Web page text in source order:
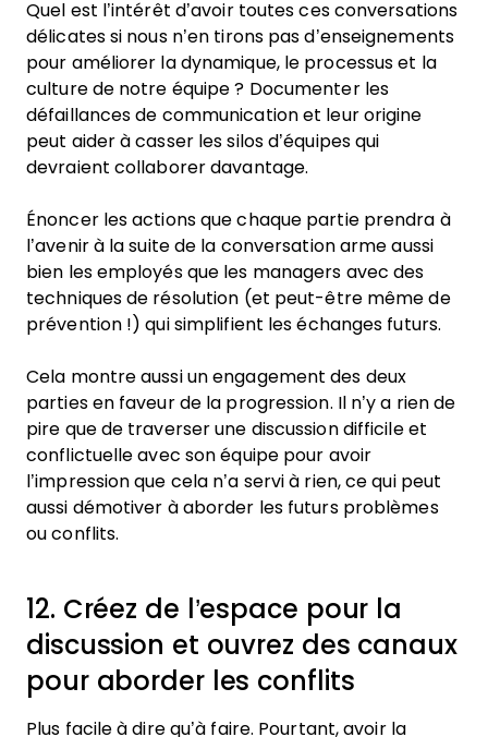
Quel est l’intérêt d’avoir toutes ces conversations
délicates si nous n’en tirons pas d’enseignements
pour améliorer la dynamique, le processus et la
culture de notre équipe ? Documenter les
défaillances de communication et leur origine
peut aider à casser les silos d’équipes qui
devraient collaborer davantage.
Énoncer les actions que chaque partie prendra à
l’avenir à la suite de la conversation arme aussi
bien les employés que les managers avec des
techniques de résolution (et peut-être même de
prévention !) qui simplifient les échanges futurs.
Cela montre aussi un engagement des deux
parties en faveur de la progression. Il n’y a rien de
pire que de traverser une discussion difficile et
conflictuelle avec son équipe pour avoir
l’impression que cela n’a servi à rien, ce qui peut
aussi démotiver à aborder les futurs problèmes
ou conflits.
12. Créez de l’espace pour la
discussion et ouvrez des canaux
pour aborder les conflits
Plus facile à dire qu’à faire. Pourtant, avoir la